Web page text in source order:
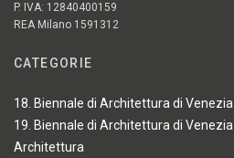
P. IVA: 12840400159
REA Milano 1591312
CATEGORIE
18. Biennale di Architettura di Venezia
19. Biennale di Architettura di Venezia
Architettura